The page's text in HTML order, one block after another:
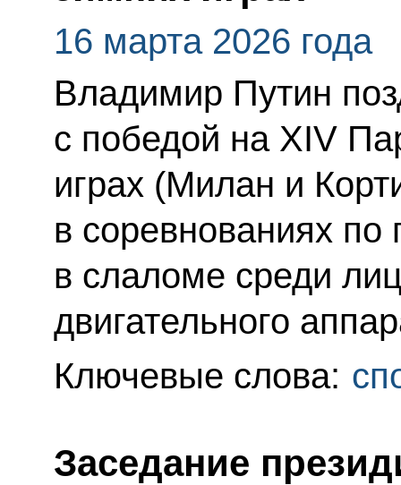
16 марта 2026 года
Владимир Путин
с победой на XIV
играх (Милан и
в соревнованиях
в слаломе среди
двигательного
Ключевые слова:
Заседание